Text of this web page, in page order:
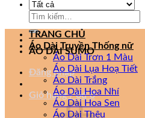
Tìm
ÁO DÀI SUMO
Đăng nhập
Giỏ hàng /0₫ 0
TRANG CHỦ
Áo Dài Truyền Thống nữ
Áo Dài Trơn 1 Màu
Áo Dài Lụa Hoạ Tiết
Áo Dài Trắng
Áo Dài Hoa Nhí
Áo Dài Hoa Sen
Áo Dài Thêu